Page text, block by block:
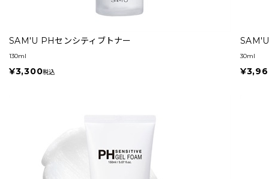
SAM'U PHセンシティブトナー
130ml
¥3,300税込
30ml